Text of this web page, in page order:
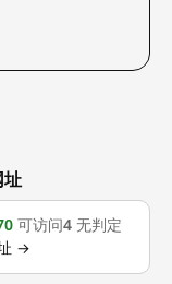
可访问4 无判定
→